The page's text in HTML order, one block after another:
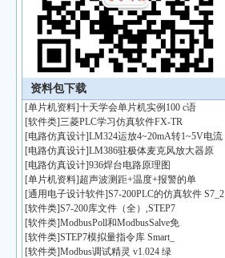
资料包下载
[单片机资料]十天学会单片机实例100 c语
[软件类]三菱PLC学习仿真软件FX-TR
[电路仿真设计]LM324运放4~20mA转1~5V电流
[电路仿真设计]LM386驻极体麦克风放大器原
[电路仿真设计]936焊台电路原理图
[单片机资料]超声波测距+温度+报警的单
[通用电子设计软件]S7-200PLC的仿真软件 S7_2
[软件类]S7-200库文件（全）,STEP7
[软件类]ModbusPoll和ModbusSalve免
[软件类]STEP7模拟量指令库 Smart_
[软件类]Modbus调试精灵 v1.024 绿